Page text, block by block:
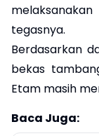
tegasnya.
Berdasarkan
bekas
Etam masih
Baca Juga: